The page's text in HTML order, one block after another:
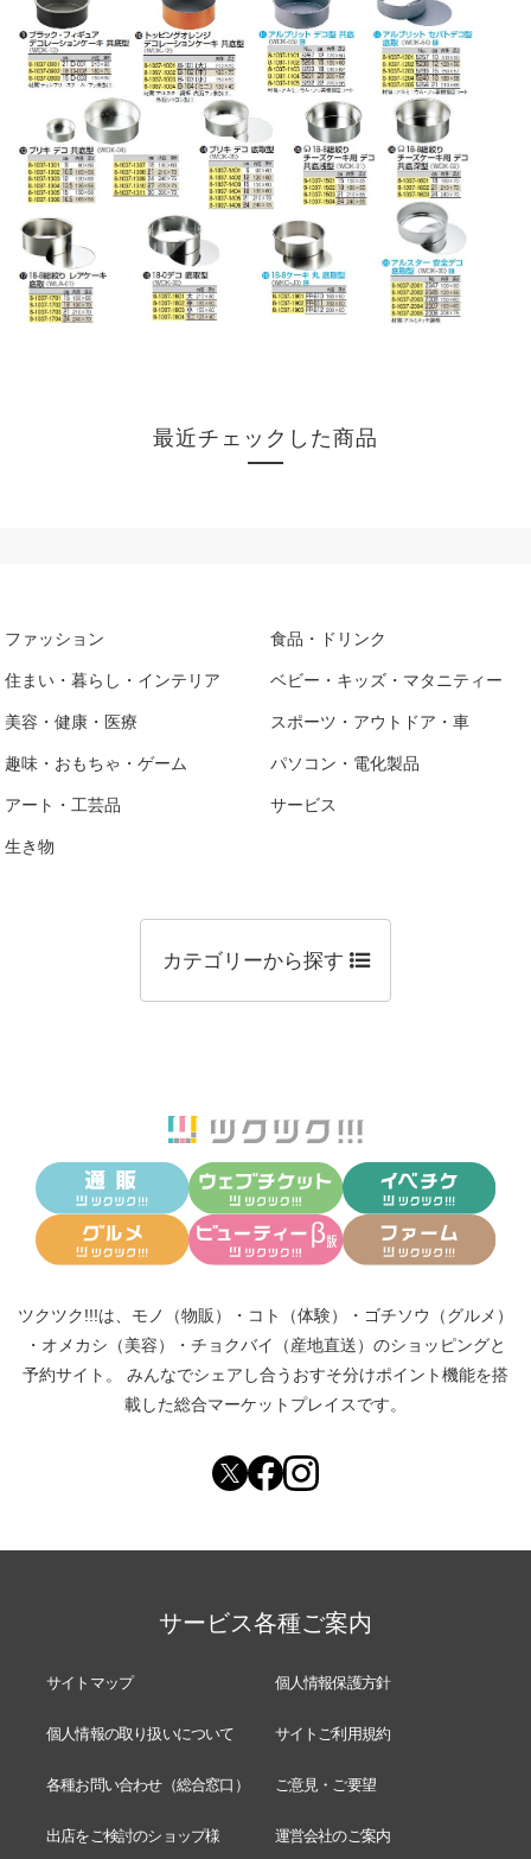
最近チェックした商品
ファッション 食品・ドリンク
住まい・暮らし・インテリア ベビー・キッズ・マタニティー
美容・健康・医療 スポーツ・アウトドア・車
趣味・おもちゃ・ゲーム パソコン・電化製品
アート・工芸品 サービス
生き物
カテゴリーから探す
ツクツク!!!は、 モノ（物販） ・ コト（体験） ・ ゴチソウ（グルメ）
・ オメカシ（美容） ・ チョクバイ（産地直送） のショッピングと
予約サイト。
みんなでシェアし合う おすそ分けポイント機能を搭
載した総合マーケットプレイスです。
サービス各種ご案内
サイトマップ 個人情報保護方針
個人情報の取り扱いについて サイトご利用規約
各種お問い合わせ（総合窓口） ご意見・ご要望
出店をご検討のショップ様 運営会社のご案内